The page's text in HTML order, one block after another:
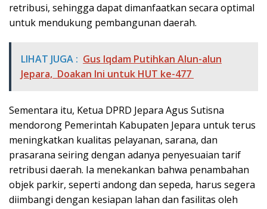
retribusi, sehingga dapat dimanfaatkan secara optimal
untuk mendukung pembangunan daerah.
LIHAT JUGA : Gus Iqdam Putihkan Alun-alun
Jepara, Doakan Ini untuk HUT ke-477
Sementara itu, Ketua DPRD Jepara Agus Sutisna
mendorong Pemerintah Kabupaten Jepara untuk terus
meningkatkan kualitas pelayanan, sarana, dan
prasarana seiring dengan adanya penyesuaian tarif
retribusi daerah. Ia menekankan bahwa penambahan
objek parkir, seperti andong dan sepeda, harus segera
diimbangi dengan kesiapan lahan dan fasilitas oleh